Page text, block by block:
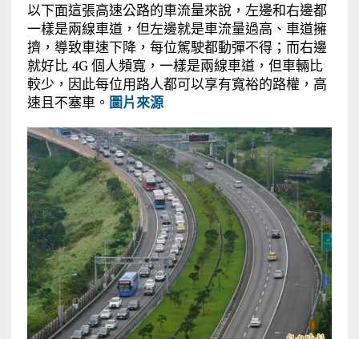
以下面這張高速公路的車流量來說，左邊和右邊都
一樣是兩線車道，但左邊就是車流量過高、車道擁
擠，導致車速下降，每位駕駛都動彈不得；而右邊
就好比 4G 個人頻寬，一樣是兩線車道，但車輛比
較少，因此每位用路人都可以享有寬裕的路權，高
速且不塞車。 圖片來源